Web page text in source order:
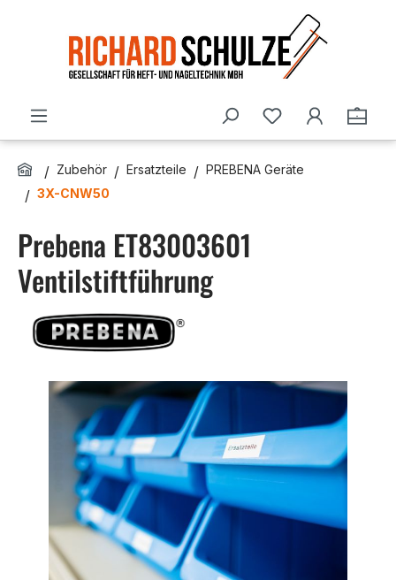
Du hast 0
Zubehör Ersatzteile
PREBENA Geräte
3X-CNW50
Prebena ET83003601
Ventilstiftführung
Bildergalerie überspringen